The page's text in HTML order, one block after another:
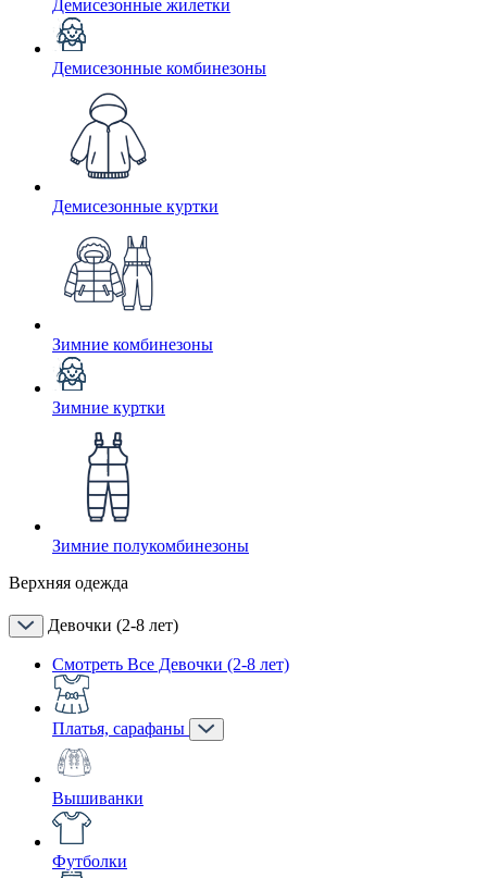
Демисезонные жилетки
Демисезонные комбинезоны
Демисезонные куртки
Зимние комбинезоны
Зимние куртки
Зимние полукомбинезоны
Верхняя одежда
Девочки (2-8 лет)
Смотреть Все Девочки (2-8 лет)
Платья, сарафаны
Вышиванки
Футболки